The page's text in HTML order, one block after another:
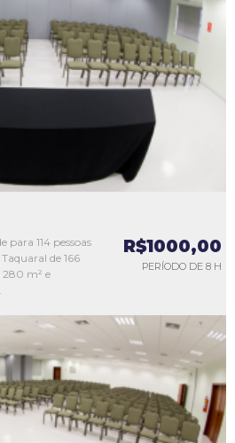
para 114 pessoas
de 166
280 m² e
R$1000,00
PERÍODO DE 8 H